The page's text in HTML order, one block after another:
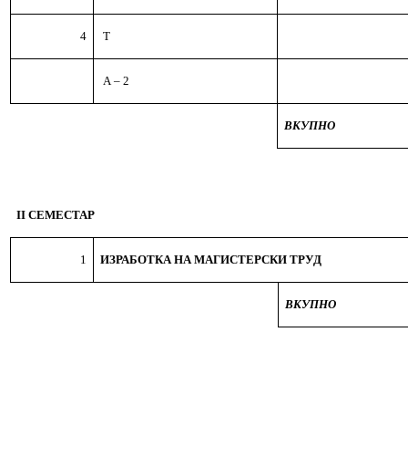
4 Т
А – 2
ВКУПНО
II СЕМЕСТАР
1 ИЗРАБОТКА НА МАГИСТЕРСКИ ТРУД
ВКУПНО